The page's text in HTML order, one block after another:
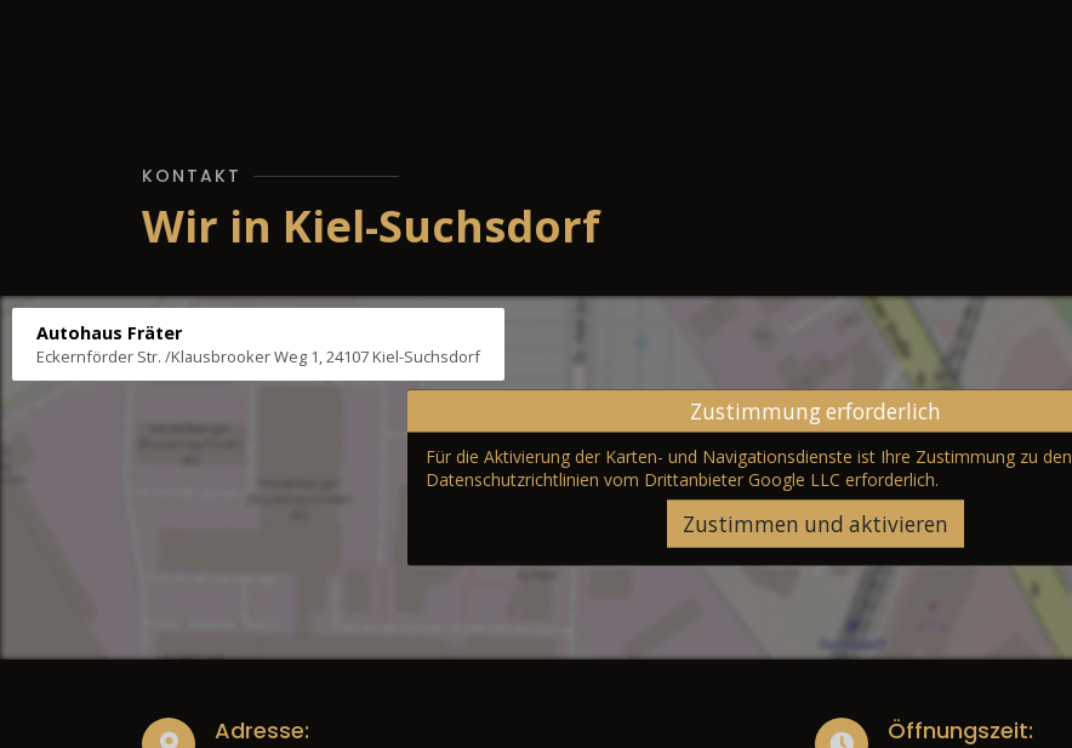
KONTAKT
Wir in Kiel-Suchsdorf
Autohaus Fräter
Eckernförder Str. /Klausbrooker Weg 1, 24107 Kiel-Suchsdorf
Zustimmung erforderlich
Für die Aktivierung der Karten- und Navigationsdienste ist Ihre Zustimmung zu den
Datenschutzrichtlinien vom Drittanbieter Google LLC erforderlich.
Zustimmen und aktivieren
Adresse: Öffnungszeit: